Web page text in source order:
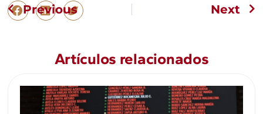
Previous Next
Artículos relacionados